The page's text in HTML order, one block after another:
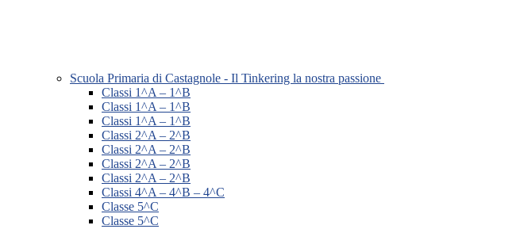
Scuola Primaria di Castagnole - Il Tinkering la nostra passione
Classi 1^A – 1^B
Classi 1^A – 1^B
Classi 1^A – 1^B
Classi 2^A – 2^B
Classi 2^A – 2^B
Classi 2^A – 2^B
Classi 2^A – 2^B
Classi 4^A – 4^B – 4^C
Classe 5^C
Classe 5^C